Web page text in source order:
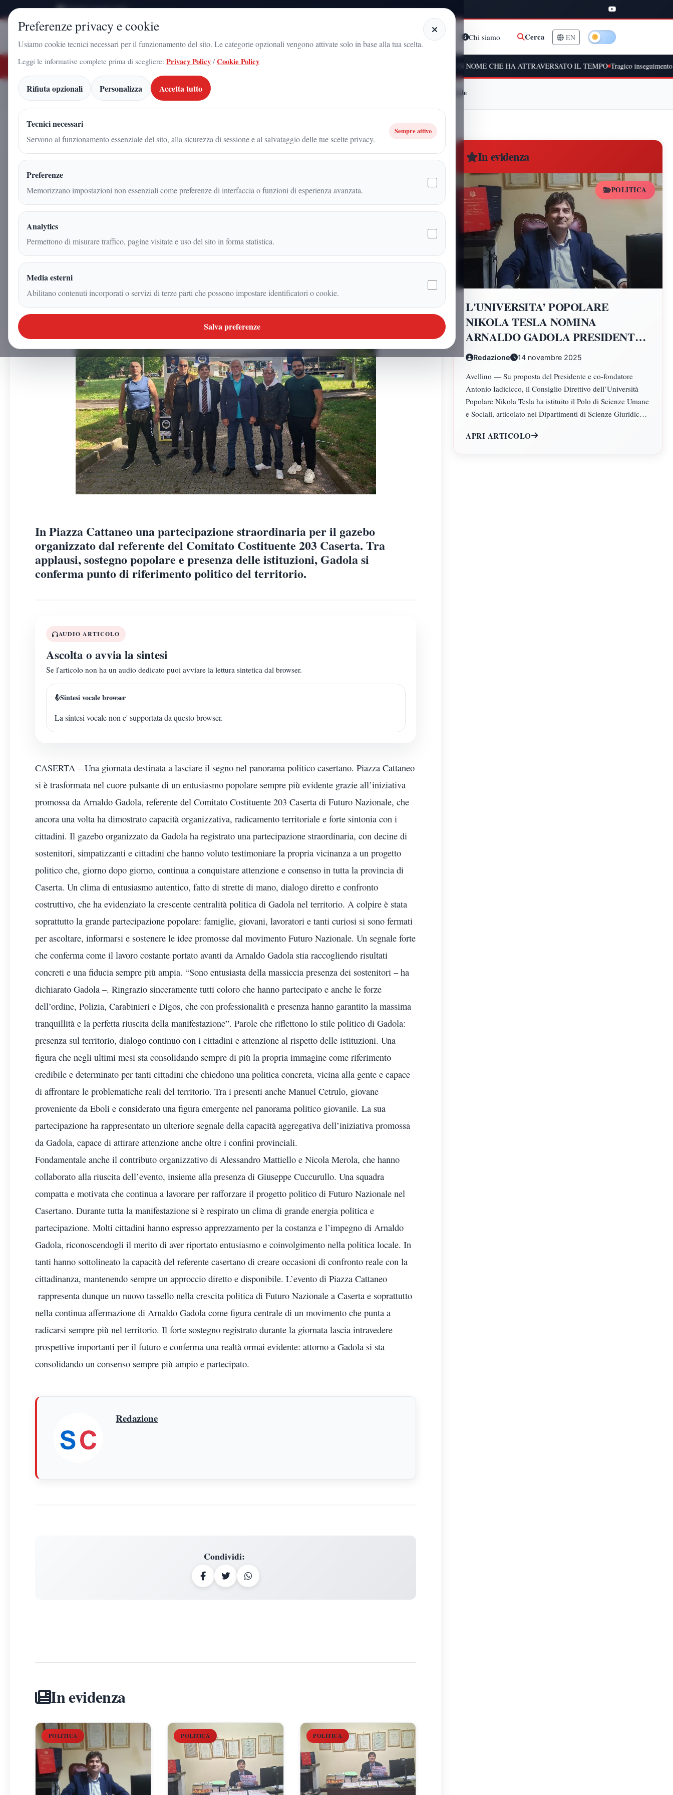
Venerdì 7 Agosto 2026
StampaCampania Notiziario audio Chi siamo Cerca EN
ULTIME NOTIZIE
il volto di Futuro Nazionale a Caserta: l'uomo che sta costruendo il radicamento del movimento sul territorio ARNALDO GADOLA, UN NOME CHE HA ATTRAVERSATO IL TEMPO Tragico inseguimento a Peschiera
Home Articoli Arnaldo Gadola infiamma Caserta: folla, entusiasmo e consenso crescente attorno al progetto Futuro Nazionale
Arnaldo Gadola infiamma Caserta: folla, entusiasmo e
consenso crescente attorno al progetto Futuro Nazionale
Redazione
| 3min | Politica
In Piazza Cattaneo una partecipazione straordinaria per il gazebo
organizzato dal referente del Comitato Costituente 203 Caserta. Tra
applausi, sostegno popolare e presenza delle istituzioni, Gadola si
conferma punto di riferimento politico del territorio.
AUDIO ARTICOLO
Ascolta o avvia la sintesi
Se l'articolo non ha un audio dedicato puoi avviare la lettura sintetica dal browser.
Sintesi vocale browser
La sintesi vocale non e' supportata da questo browser.
CASERTA – Una giornata destinata a lasciare il segno nel panorama politico casertano. Piazza Cattaneo
si è trasformata nel cuore pulsante di un entusiasmo popolare sempre più evidente grazie all’iniziativa
promossa da Arnaldo Gadola, referente del Comitato Costituente 203 Caserta di Futuro Nazionale, che
ancora una volta ha dimostrato capacità organizzativa, radicamento territoriale e forte sintonia con i
cittadini. Il gazebo organizzato da Gadola ha registrato una partecipazione straordinaria, con decine di
sostenitori, simpatizzanti e cittadini che hanno voluto testimoniare la propria vicinanza a un progetto
politico che, giorno dopo giorno, continua a conquistare attenzione e consenso in tutta la provincia di
Caserta. Un clima di entusiasmo autentico, fatto di strette di mano, dialogo diretto e confronto
costruttivo, che ha evidenziato la crescente centralità politica di Gadola nel territorio. A colpire è stata
soprattutto la grande partecipazione popolare: famiglie, giovani, lavoratori e tanti curiosi si sono fermati
per ascoltare, informarsi e sostenere le idee promosse dal movimento Futuro Nazionale. Un segnale forte
che conferma come il lavoro costante portato avanti da Arnaldo Gadola stia raccogliendo risultati
concreti e una fiducia sempre più ampia. “Sono entusiasta della massiccia presenza dei sostenitori – ha
dichiarato Gadola –. Ringrazio sinceramente tutti coloro che hanno partecipato e anche le forze
dell’ordine, Polizia, Carabinieri e Digos, che con professionalità e presenza hanno garantito la massima
tranquillità e la perfetta riuscita della manifestazione”. Parole che riflettono lo stile politico di Gadola:
presenza sul territorio, dialogo continuo con i cittadini e attenzione al rispetto delle istituzioni. Una
figura che negli ultimi mesi sta consolidando sempre di più la propria immagine come riferimento
credibile e determinato per tanti cittadini che chiedono una politica concreta, vicina alla gente e capace
di affrontare le problematiche reali del territorio. Tra i presenti anche Manuel Cetrulo, giovane
proveniente da Eboli e considerato una figura emergente nel panorama politico giovanile. La sua
partecipazione ha rappresentato un ulteriore segnale della capacità aggregativa dell’iniziativa promossa
da Gadola, capace di attirare attenzione anche oltre i confini provinciali.
Fondamentale anche il contributo organizzativo di Alessandro Mattiello e Nicola Merola, che hanno
collaborato alla riuscita dell’evento, insieme alla presenza di Giuseppe Cuccurullo. Una squadra
compatta e motivata che continua a lavorare per rafforzare il progetto politico di Futuro Nazionale nel
Casertano. Durante tutta la manifestazione si è respirato un clima di grande energia politica e
partecipazione. Molti cittadini hanno espresso apprezzamento per la costanza e l’impegno di Arnaldo
Gadola, riconoscendogli il merito di aver riportato entusiasmo e coinvolgimento nella politica locale. In
tanti hanno sottolineato la capacità del referente casertano di creare occasioni di confronto reale con la
cittadinanza, mantenendo sempre un approccio diretto e disponibile. L’evento di Piazza Cattaneo
rappresenta dunque un nuovo tassello nella crescita politica di Futuro Nazionale a Caserta e soprattutto
nella continua affermazione di Arnaldo Gadola come figura centrale di un movimento che punta a
radicarsi sempre più nel territorio. Il forte sostegno registrato durante la giornata lascia intravedere
prospettive importanti per il futuro e conferma una realtà ormai evidente: attorno a Gadola si sta
consolidando un consenso sempre più ampio e partecipato.
Redazione
Condividi:
In evidenza
POLITICA POLITICA POLITICA
In evidenza
POLITICA
L'UNIVERSITA’ POPOLARE
NIKOLA TESLA NOMINA
ARNALDO GADOLA PRESIDENTE
E DIRETTORE DEI DIPARTIMENTI
DI SCIENZE GIURIDICHE,
ECONOMICHE, SCIENZE
POLITICHE, PSICOLOGIA,
SCIENZE UMANE, FILOSOFIA E
Redazione 14 novembre 2025
Avellino — Su proposta del Presidente e co-fondatore
Antonio Iadicicco, il Consiglio Direttivo dell’Università
Popolare Nikola Tesla ha istituito il Polo di Scienze Umane
e Sociali, articolato nei Dipartimenti di Scienze Giuridiche
Umane, Filosofia e Pedagogia.
APRI ARTICOLO
Preferenze privacy e cookie
Usiamo cookie tecnici necessari per il funzionamento del sito. Le categorie opzionali vengono attivate solo in base alla tua scelta.
Leggi le informative complete prima di scegliere: Privacy Policy /Cookie Policy
Rifiuta opzionali Personalizza Accetta tutto
Tecnici necessari
Servono al funzionamento essenziale del sito, alla sicurezza di sessione e al salvataggio delle tue scelte privacy.
Sempre attivo
Preferenze
Memorizzano impostazioni non essenziali come preferenze di interfaccia o funzioni di esperienza avanzata.
Analytics
Permettono di misurare traffico, pagine visitate e uso del sito in forma statistica.
Media esterni
Abilitano contenuti incorporati o servizi di terze parti che possono impostare identificatori o cookie.
Salva preferenze